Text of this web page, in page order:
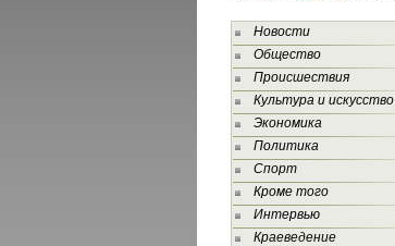
Новости
Общество
Происшествия
Культура и искусство
Экономика
Политика
Спорт
Кроме того
Интервью
Краеведение